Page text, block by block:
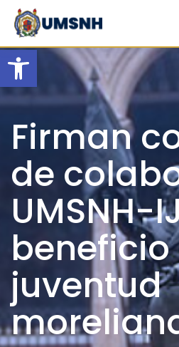
Open toolbar
Skip
content
Firman
de
UMSNH-
beneficio
juventud